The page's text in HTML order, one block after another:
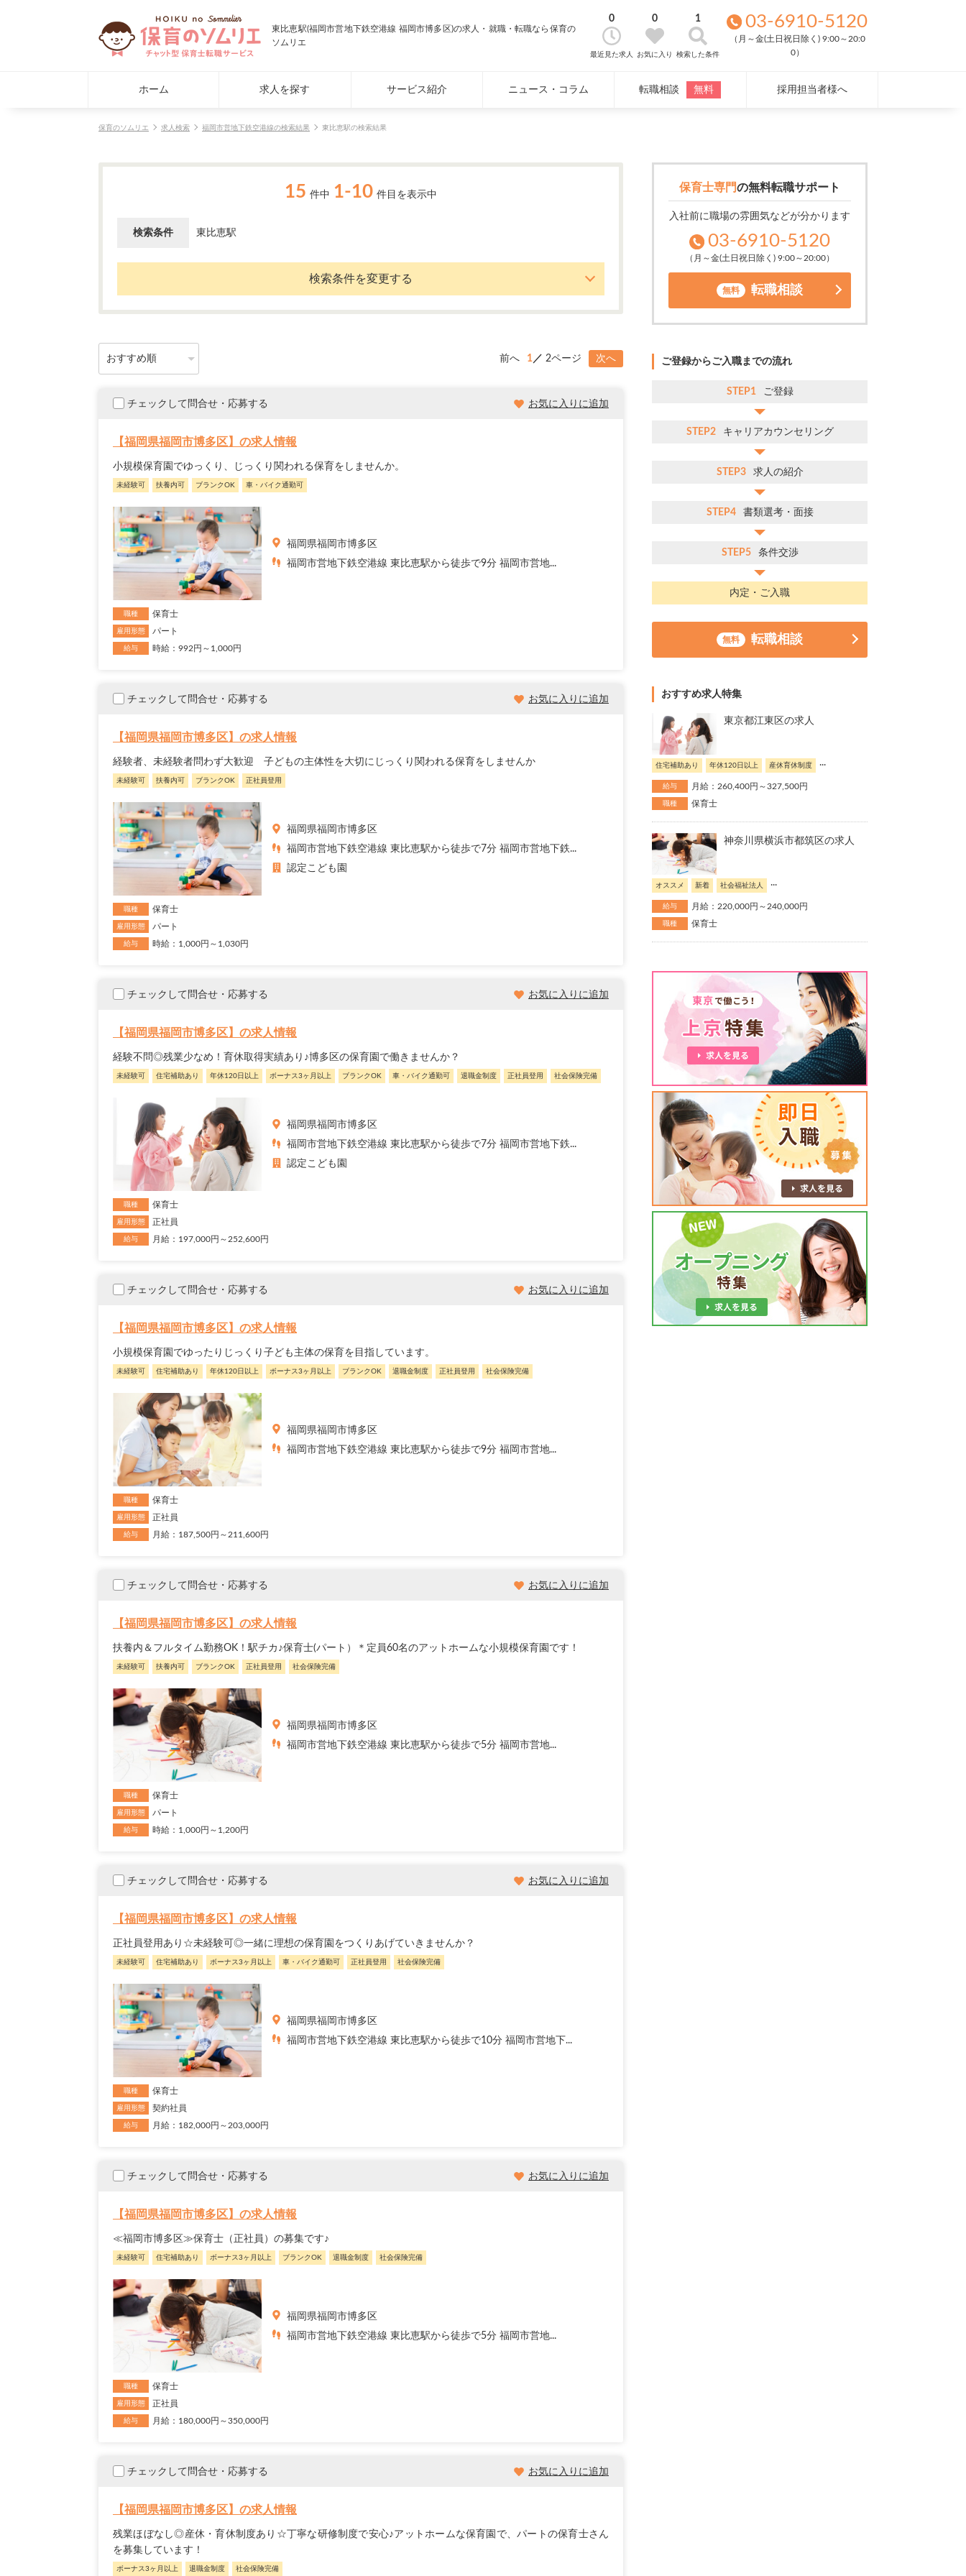
東比恵駅(福岡市営地下鉄空港線 福岡市博多区)の求人・就職・転職なら保育の
ソムリエ
0
最近見た求人
0
お気に入り
1
検索した条件
03-6910-5120
（月～金(土日祝日除く) 9:00～20:0
0）
ホーム 求人を探す サービス紹介 ニュース・コラム 転職相談 無料 採用担当者様へ
保育のソムリエ 求人検索 福岡市営地下鉄空港線の検索結果 東比恵駅の検索結果
15 件中 1-10 件目を表示中
検索条件 東比恵駅
検索条件を変更する
前へ 1 2ページ 次へ
チェックして問合せ・応募する お気に入りに追加
【福岡県福岡市博多区】の求人情報
小規模保育園でゆっくり、じっくり関われる保育をしませんか。
未経験可 扶養内可 ブランクOK 車・バイク通勤可
福岡県福岡市博多区
福岡市営地下鉄空港線 東比恵駅から徒歩で9分 福岡市営地...
職種 保育士
雇用形態 パート
給与 時給：992円～1,000円
チェックして問合せ・応募する お気に入りに追加
【福岡県福岡市博多区】の求人情報
経験者、未経験者問わず大歓迎 子どもの主体性を大切にじっくり関われる保育をしませんか
未経験可 扶養内可 ブランクOK 正社員登用
福岡県福岡市博多区
福岡市営地下鉄空港線 東比恵駅から徒歩で7分 福岡市営地下鉄...
認定こども園
職種 保育士
雇用形態 パート
給与 時給：1,000円～1,030円
チェックして問合せ・応募する お気に入りに追加
【福岡県福岡市博多区】の求人情報
経験不問◎残業少なめ！育休取得実績あり♪博多区の保育園で働きませんか？
未経験可 住宅補助あり 年休120日以上 ボーナス3ヶ月以上 ブランクOK 車・バイク通勤可 退職金制度 正社員登用 社会保険完備
福岡県福岡市博多区
福岡市営地下鉄空港線 東比恵駅から徒歩で7分 福岡市営地下鉄...
認定こども園
職種 保育士
雇用形態 正社員
給与 月給：197,000円～252,600円
チェックして問合せ・応募する お気に入りに追加
【福岡県福岡市博多区】の求人情報
小規模保育園でゆったりじっくり子ども主体の保育を目指しています。
未経験可 住宅補助あり 年休120日以上 ボーナス3ヶ月以上 ブランクOK 退職金制度 正社員登用 社会保険完備
福岡県福岡市博多区
福岡市営地下鉄空港線 東比恵駅から徒歩で9分 福岡市営地...
職種 保育士
雇用形態 正社員
給与 月給：187,500円～211,600円
チェックして問合せ・応募する お気に入りに追加
【福岡県福岡市博多区】の求人情報
扶養内＆フルタイム勤務OK！駅チカ♪保育士(パート）＊定員60名のアットホームな小規模保育園です！
未経験可 扶養内可 ブランクOK 正社員登用 社会保険完備
福岡県福岡市博多区
福岡市営地下鉄空港線 東比恵駅から徒歩で5分 福岡市営地...
職種 保育士
雇用形態 パート
給与 時給：1,000円～1,200円
チェックして問合せ・応募する お気に入りに追加
【福岡県福岡市博多区】の求人情報
正社員登用あり☆未経験可◎一緒に理想の保育園をつくりあげていきませんか？
未経験可 住宅補助あり ボーナス3ヶ月以上 車・バイク通勤可 正社員登用 社会保険完備
福岡県福岡市博多区
福岡市営地下鉄空港線 東比恵駅から徒歩で10分 福岡市営地下...
職種 保育士
雇用形態 契約社員
給与 月給：182,000円～203,000円
チェックして問合せ・応募する お気に入りに追加
【福岡県福岡市博多区】の求人情報
≪福岡市博多区≫保育士（正社員）の募集です♪
未経験可 住宅補助あり ボーナス3ヶ月以上 ブランクOK 退職金制度 社会保険完備
福岡県福岡市博多区
福岡市営地下鉄空港線 東比恵駅から徒歩で5分 福岡市営地...
職種 保育士
雇用形態 正社員
給与 月給：180,000円～350,000円
チェックして問合せ・応募する お気に入りに追加
【福岡県福岡市博多区】の求人情報
残業ほぼなし◎産休・育休制度あり☆丁寧な研修制度で安心♪アットホームな保育園で、パートの保育士さん
を募集しています！
ボーナス3ヶ月以上 退職金制度 社会保険完備
保育士専門の無料転職サポート
入社前に職場の雰囲気などが分かります
03-6910-5120
（月～金(土日祝日除く) 9:00～20:00）
無料 転職相談
ご登録からご入職までの流れ
STEP1 ご登録
STEP2 キャリアカウンセリング
STEP3 求人の紹介
STEP4 書類選考・面接
STEP5 条件交渉
内定・ご入職
無料 転職相談
おすすめ求人特集
東京都江東区の求人
住宅補助あり 年休120日以上 産休育休制度 ...
給与 月給：260,400円～327,500円
職種 保育士
神奈川県横浜市都筑区の求人
オススメ 新着 社会福祉法人 ...
給与 月給：220,000円～240,000円
職種 保育士